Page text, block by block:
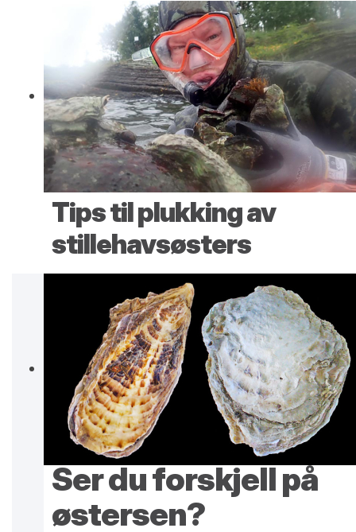
Tips til plukking av
stillehavsøsters
Ser du forskjell på
østersen?